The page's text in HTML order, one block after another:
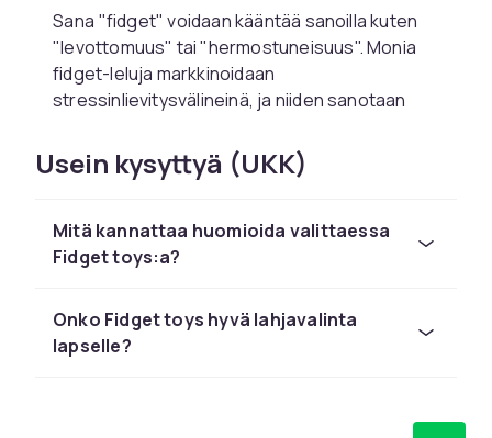
Sana "fidget" voidaan kääntää sanoilla kuten
"levottomuus" tai "hermostuneisuus". Monia
fidget-leluja markkinoidaan
stressinlievitysvälineinä, ja niiden sanotaan
hallinnassa ja tarjoavan miellyttävän tavan
viihdyttää tyhjäpäisiä käsiä. Tässä listaamme
mutta värikäs valikoima on käytännössä
loputon ja uusia muotoja ja jännittäviä
Fidget-spinnerit
vaihdella), jotka saavat sen pyörimään. Fidget-
Usein kysyttyä (UKK)
Mitä kannattaa huomioida valittaessa
Fidget toys:a?
Onko Fidget toys hyvä lahjavalinta
lapselle?